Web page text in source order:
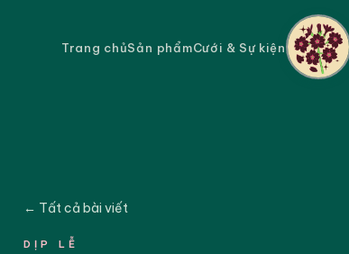
Trang chủSản phẩmCưới & Sự kiện
← Tất cả bài viết
DỊP LỄ